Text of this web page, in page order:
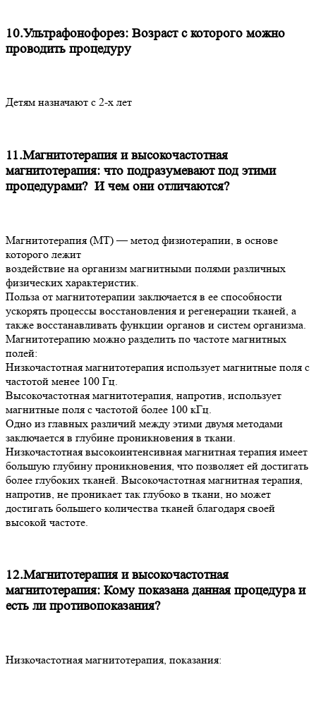
10.Ультрафонофорез: Возраст с которого можно
проводить процедуру
Детям назначают с 2-х лет
11.Магнитотерапия и высокочастотная
магнитотерапия: что подразумевают под этими
процедурами? И чем они отличаются?
Магнитотерапия (МТ) — метод физиотерапии, в основе
которого лежит
воздействие на организм магнитными полями различных
физических характеристик.
Польза от магнитотерапии заключается в ее способности
ускорять процессы восстановления и регенерации тканей, а
также восстанавливать функции органов и систем организма.
Магнитотерапию можно разделить по частоте магнитных
полей:
Низкочастотная магнитотерапия использует магнитные поля с
частотой менее 100 Гц.
Высокочастотная магнитотерапия, напротив, использует
магнитные поля с частотой более 100 кГц.
Одно из главных различий между этими двумя методами
заключается в глубине проникновения в ткани.
Низкочастотная высокоинтенсивная магнитная терапия имеет
большую глубину проникновения, что позволяет ей достигать
более глубоких тканей. Высокочастотная магнитная терапия,
напротив, не проникает так глубоко в ткани, но может
достигать большего количества тканей благодаря своей
высокой частоте.
12.Магнитотерапия и высокочастотная
магнитотерапия: Кому показана данная процедура и
есть ли противопоказания?
Низкочастотная магнитотерапия, показания: